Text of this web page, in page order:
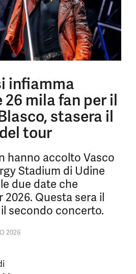
infiamma
26 mila fan per il
stasera il
tour
hanno accolto Vasco
Stadium di Udine
due date che
Questa sera il
secondo concerto.
2026